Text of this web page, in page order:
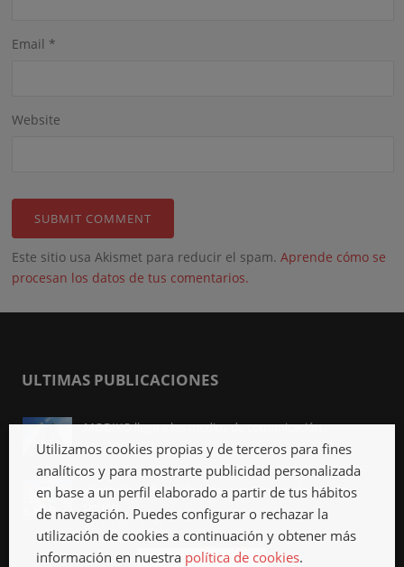
Email *
Website
Este sitio usa Akismet para reducir el spam.Aprende cómo se
procesan los datos de tus comentarios.
ULTIMAS PUBLICACIONES
MODIKO llega a los medios de comunicación
Abr 3rd, 2023
Viviendas industrializadas, qué son y qué ventajas
tienen
Mar 27th, 2023
Utilizamos cookies propias y de terceros para fines
analíticos y para mostrarte publicidad personalizada
en base a un perfil elaborado a partir de tus hábitos
de navegación. Puedes configurar o rechazar la
utilización de cookies a continuación y obtener más
información en nuestra política de cookies.